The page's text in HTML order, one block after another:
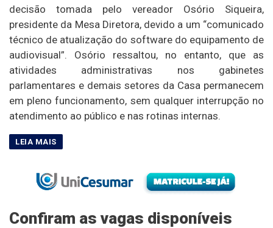
decisão tomada pelo vereador Osório Siqueira,
presidente da Mesa Diretora, devido a um “comunicado
técnico de atualização do software do equipamento de
audiovisual”. Osório ressaltou, no entanto, que as
atividades administrativas nos gabinetes
parlamentares e demais setores da Casa permanecem
em pleno funcionamento, sem qualquer interrupção no
atendimento ao público e nas rotinas internas.
Confiram as vagas disponíveis